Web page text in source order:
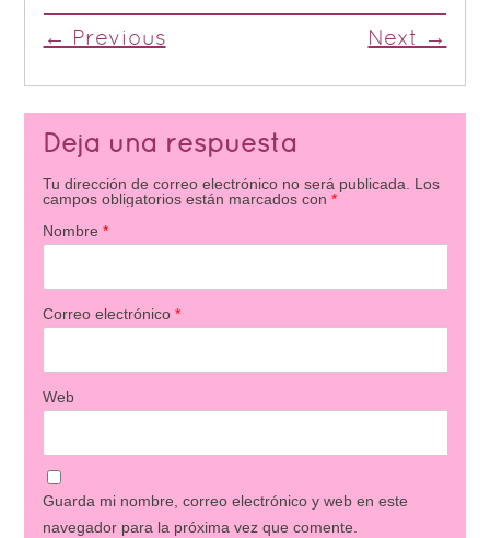
← Previous Next →
Deja una respuesta
Tu dirección de correo electrónico no será publicada. Los
campos obligatorios están marcados con *
Nombre *
Correo electrónico *
Web
Guarda mi nombre, correo electrónico y web en este
navegador para la próxima vez que comente.